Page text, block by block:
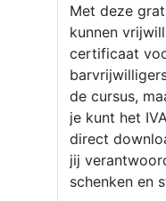
Met deze
kunnen
certificaat
de cursus,
je kunt het
direct
jij
schenken en